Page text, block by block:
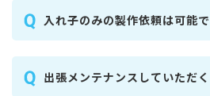
入れ子のみの製作依頼は可能
出張メンテナンスしていただ